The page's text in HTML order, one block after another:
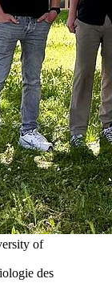
of
des